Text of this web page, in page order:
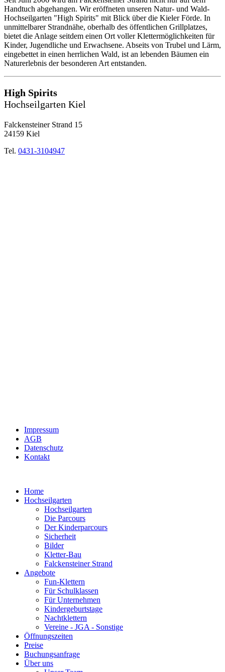
Handtuch abgehangen. Wir eröffneten unseren Natur- und Wald-
Hochseilgarten "High Spirits" mit Blick über die Kieler Förde. In
unmittelbarer Strandnähe, oberhalb des öffentlichen Grillplatzes,
bietet die Anlage seitdem einen Ort voller Klettermöglichkeiten für
Kinder, Jugendliche und Erwachsene. Abseits von Trubel und Lärm,
eingebettet in einen herrlichen Wald, ist an lebenden Bäumen ein
Naturerlebnis der besonderen Art entstanden.
High Spirits
Hochseilgarten Kiel
Falckensteiner Strand 15
24159 Kiel
Tel. 0431-3104947
Impressum
AGB
Datenschutz
Kontakt
Home
Hochseilgarten
Hochseilgarten
Die Parcours
Der Kinderparcours
Sicherheit
Bilder
Kletter-Bau
Falckensteiner Strand
Angebote
Fun-Klettern
Für Schulklassen
Für Unternehmen
Kindergeburtstage
Nachtklettern
Vereine - JGA - Sonstige
Öffnungszeiten
Preise
Buchungsanfrage
Über uns